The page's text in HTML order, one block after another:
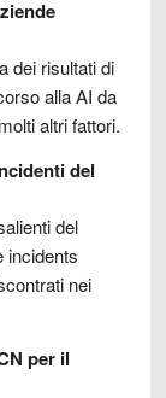
dei risultati di
alla AI da
altri fattori.
del
del
incidents
nei
per il